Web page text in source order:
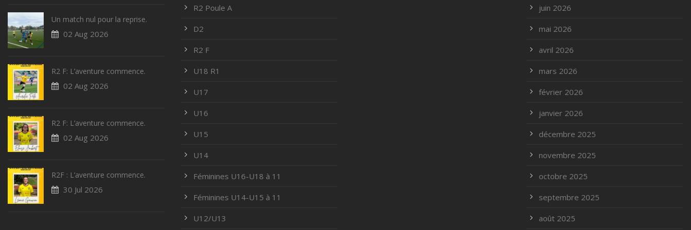
Un match nul pour la reprise.
02 Aug 2026
R2 F: L’aventure commence.
02 Aug 2026
R2 F: L’aventure commence.
02 Aug 2026
R2F : L’aventure commence.
30 Jul 2026
R2 Poule A
D2
R2 F
U18 R1
U17
U16
U15
U14
Féminines U16-U18 à 11
Féminines U14-U15 à 11
U12/U13
juin 2026
mai 2026
avril 2026
mars 2026
février 2026
janvier 2026
décembre 2025
novembre 2025
octobre 2025
septembre 2025
août 2025